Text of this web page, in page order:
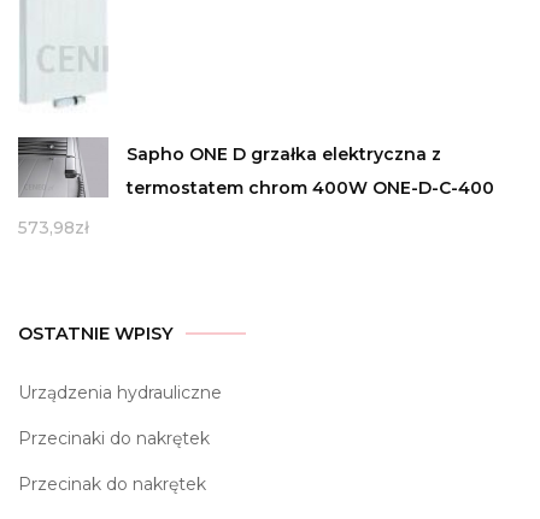
Sapho ONE D grzałka elektryczna z
termostatem chrom 400W ONE-D-C-400
573,98zł
OSTATNIE WPISY
Urządzenia hydrauliczne
Przecinaki do nakrętek
Przecinak do nakrętek